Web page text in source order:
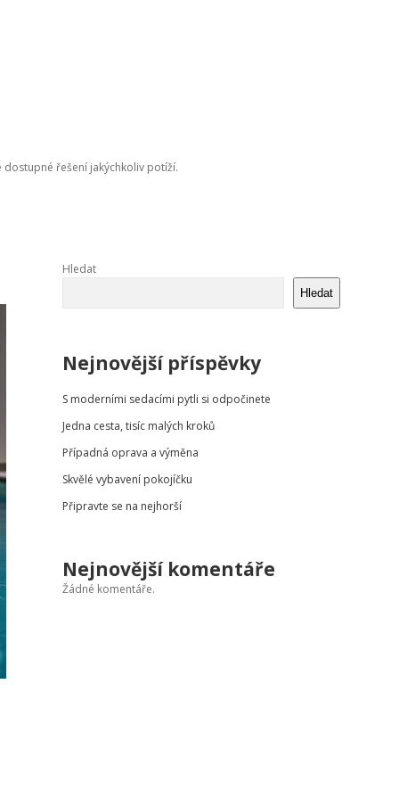
dostupné řešení jakýchkoliv potíží.
Sidebar
Hledat
Hledat
Nejnovější příspěvky
S moderními sedacími pytli si odpočinete
Jedna cesta, tisíc malých kroků
Případná oprava a výměna
Skvělé vybavení pokojíčku
Připravte se na nejhorší
Nejnovější komentáře
Žádné komentáře.